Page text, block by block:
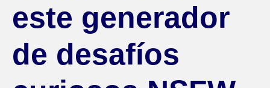
este generador
de desafíos